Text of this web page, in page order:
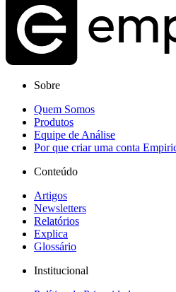
Sobre
Quem Somos
Produtos
Equipe de Análise
Por que criar uma conta
Conteúdo
Artigos
Newsletters
Relatórios
Explica
Glossário
Institucional